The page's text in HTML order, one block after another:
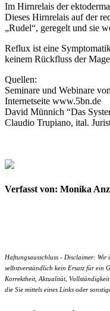
Im Hirnrelais der
Dieses Hirnrelais auf der
„Rudel“, geregelt und sie
Reflux ist eine
keinem Rückfluss der
Quellen:
Seminare und Webinare
Internetseite www.5bn.de
David Münnich “Das
Claudio Trupiano, ital.
Verfasst von: Monika
Haftungsausschluss - Disclaimer:
selbstverständlich kein Ersatz für ein
Korrektheit, Aktualität,
die Sie mittels eines Links oder